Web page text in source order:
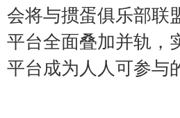
会将与掼蛋俱乐部联
平台全面叠加并轨，
平台成为人人可参与